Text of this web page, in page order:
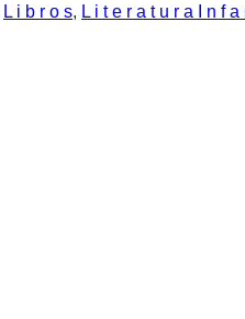
L i b r o s, L i t e r a t u r a I n f a